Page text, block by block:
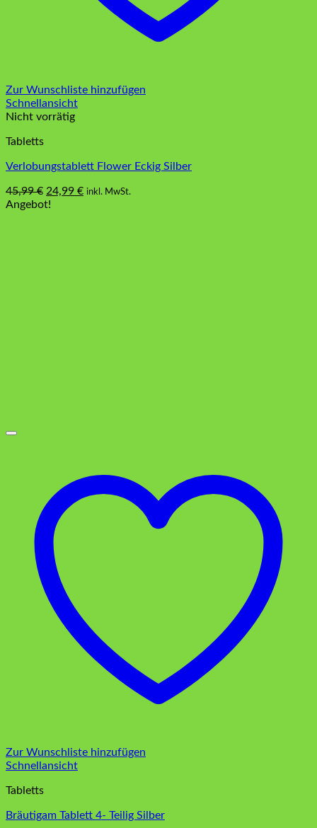
Zur Wunschliste hinzufügen
Schnellansicht
Nicht vorrätig
Tabletts
Verlobungstablett Flower Eckig Silber
45,99€ Ursprünglicher
Preis
24,99 €Aktueller
inkl. MwSt.
Angebot!
Zur Wunschliste hinzufügen
Schnellansicht
Tabletts
Bräutigam Tablett 4- Teilig Silber